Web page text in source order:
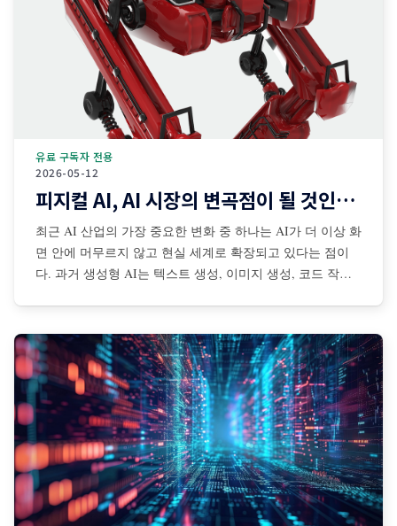
2026-05-12
유료 구독자 전용
피지컬 AI, AI 시장의 변곡점이 될 것인가?
최근 AI 산업의 가장 중요한 변화 중 하나는 AI가 더 이상 화
면 안에 머무르지 않고 현실 세계로 확장되고 있다는 점이
다. 과거 생성형 AI는 텍스트 생성, 이미지 생성, 코드 작성,
동로봇 등과 결합되면서 AI가 물리적